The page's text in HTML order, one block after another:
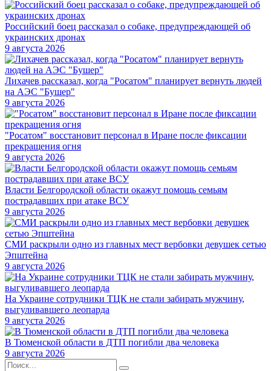
Российский боец рассказал о собаке, предупреждающей об
украинских дронах
9 августа 2026
Лихачев рассказал, когда "Росатом" планирует вернуть людей
на АЭС "Бушер"
9 августа 2026
"Росатом" восстановит персонал в Иране после фиксации
прекращения огня
9 августа 2026
Власти Белгородской области окажут помощь семьям
пострадавших при атаке ВСУ
9 августа 2026
СМИ раскрыли одно из главных мест вербовки девушек сетью
Эпштейна
9 августа 2026
На Украине сотрудники ТЦК не стали забирать мужчину,
выгуливавшего леопарда
9 августа 2026
В Тюменской области в ДТП погибли два человека
9 августа 2026